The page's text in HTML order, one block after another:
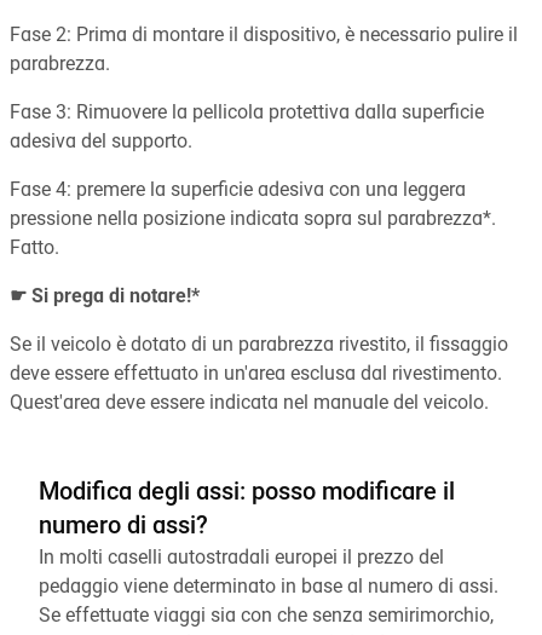
Fase 2: Prima di montare il dispositivo, è necessario pulire il
parabrezza.
Fase 3: Rimuovere la pellicola protettiva dalla superficie
adesiva del supporto.
Fase 4: premere la superficie adesiva con una leggera
pressione nella posizione indicata sopra sul parabrezza*.
Fatto.
☛ Si prega di notare!*
Se il veicolo è dotato di un parabrezza rivestito, il fissaggio
deve essere effettuato in un'area esclusa dal rivestimento.
Quest'area deve essere indicata nel manuale del veicolo.
Modifica degli assi: posso modificare il
numero di assi?
In molti caselli autostradali europei il prezzo del
pedaggio viene determinato in base al numero di assi.
Se effettuate viaggi sia con che senza semirimorchio,